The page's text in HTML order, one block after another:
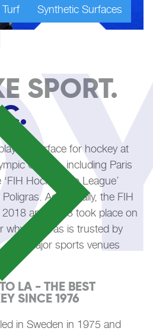
Synthetic Surfaces
SPORT.
surface for hockey at
Games, including Paris
Hockey Pro League’
Additionally, the FIH
and 2023 took place on
why Poligras is trusted by
and major sports venues
LA - THE BEST
SINCE 1976
in Sweden in 1975 and